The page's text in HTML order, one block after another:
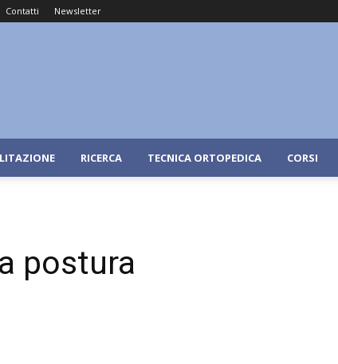
Contatti Newsletter
RICERCA TECNICA ORTOPEDICA CORSI
postura